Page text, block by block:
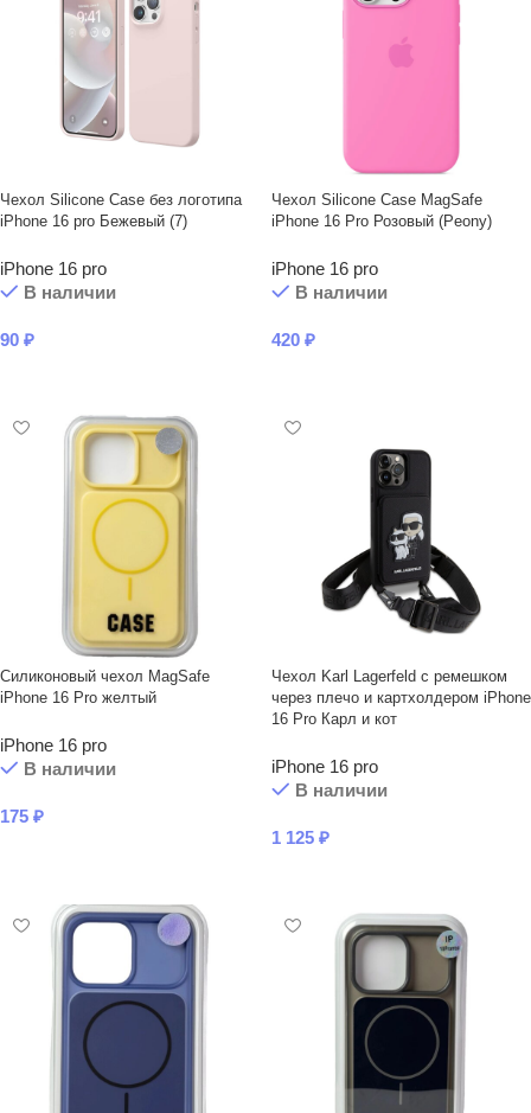
Чехол Silicone Case без логотипа
iPhone 16 pro Бежевый (7)
iPhone 16 pro
В наличии
90 ₽
Чехол Silicone Case MagSafe
iPhone 16 Pro Розовый (Peony)
iPhone 16 pro
В наличии
420 ₽
Силиконовый чехол MagSafe
iPhone 16 Pro желтый
iPhone 16 pro
В наличии
175 ₽
Чехол Karl Lagerfeld с ремешком
через плечо и картхолдером iPhone
16 Pro Карл и кот
iPhone 16 pro
В наличии
1 125 ₽